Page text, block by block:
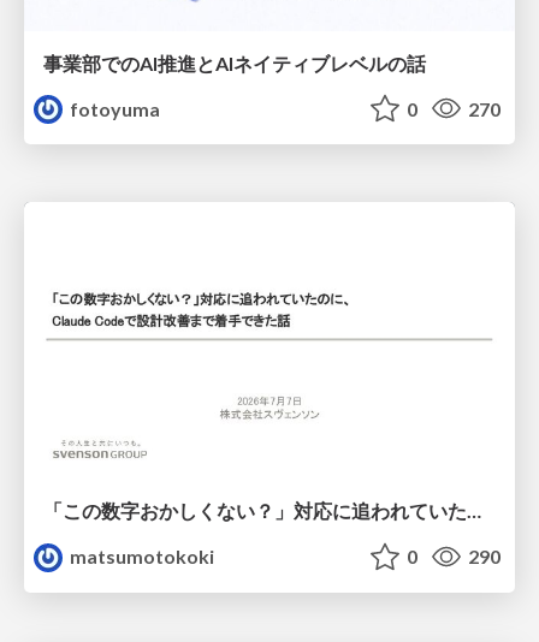
事業部でのAI推進とAIネイティブレベルの話
fotoyuma
0 270
「この数字おかしくない？」対応に追われていたのに、 Claude Codeで設計改善まで着手できた話
matsumotokoki
0 290